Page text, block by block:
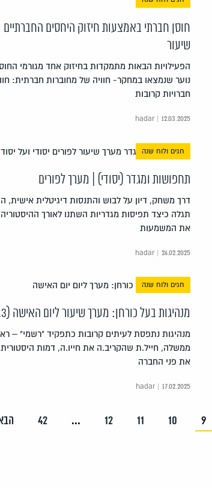
חוסן חברתי באמצעות חיזוק היחסים
שיעור
הפעילויות הבאות מתמקדות בחיזוק אחד מגורמי
נוער שנמצאו במחקר- חוויה של מחוברות חברתית:
חברויות קרובות
hadar | 12.03.2025
חגים ולוח שנה
תחפושות ומגדר (יסודי) | מערך לפורים
דרך משחק, דיון על לבוש והתנסות דיגיטלית אישית,
תגלה כיצד תפיסות מגדריות השתנו לאורך
את המשמעות
hadar | 26.02.2025
חגים ולוח שנה
מנהיגות בעל כורחן: מערך שיעור ליום האישה (8.3)
מנהיגות נתפסת לעיתים קרובות כתפקיד "רשמי" –
ממשלה, חייל.ת שהקריב.ה את חייו.ה, דמות
את פני החברה
hadar | 17.02.2025
9
10
11
12
...
42